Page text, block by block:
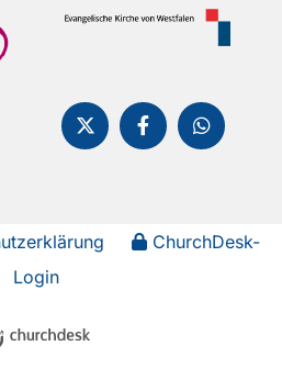
ChurchDesk-
Login